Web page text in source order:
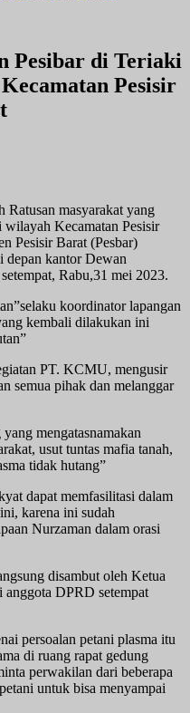
Pesibar di Teriaki
Pesisir
masyarakat yang
wilayah Kecamatan Pesisir
Pesisir Barat (Pesbar)
depan kantor Dewan
Rabu,31 mei 2023.
koordinator lapangan
kembali dilakukan ini
PT. KCMU, mengusir
semua pihak dan melanggar
mengatasnamakan
usut tuntas mafia tanah,
tidak hutang”
dapat memfasilitasi dalam
karena ini sudah
Nurzaman dalam orasi
disambut oleh Ketua
DPRD setempat
persoalan petani plasma itu
di ruang rapat gedung
perwakilan dari beberapa
untuk bisa menyampai